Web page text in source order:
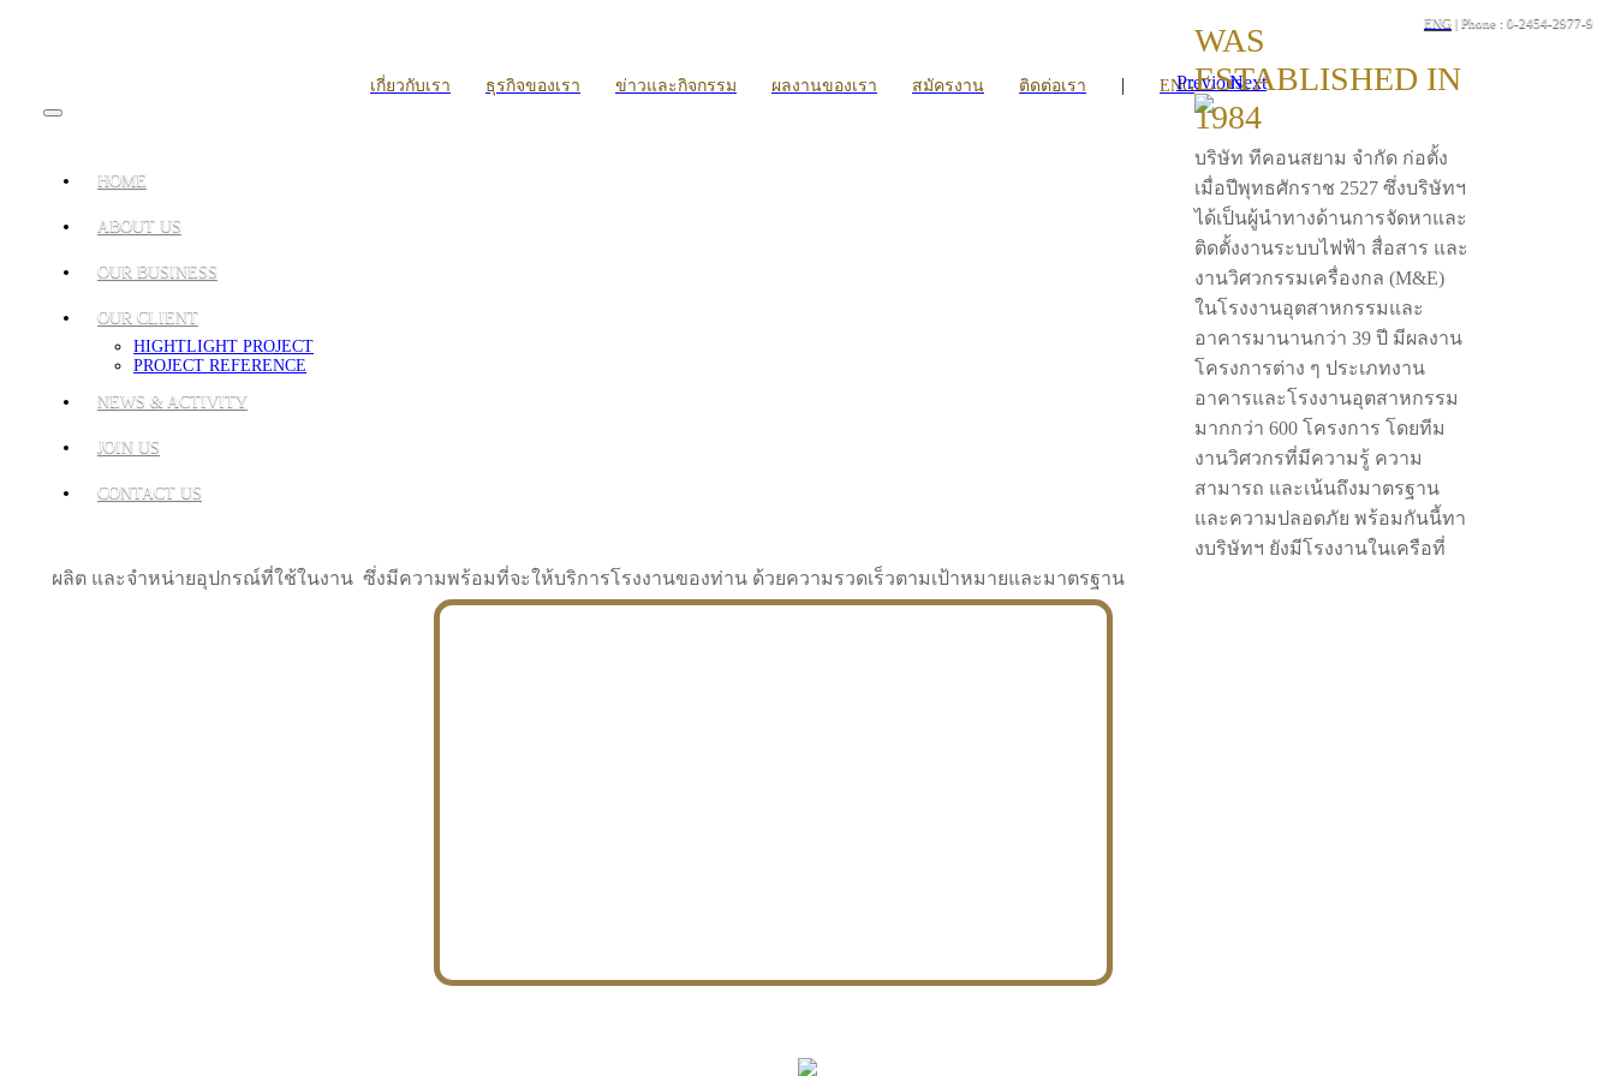
ENG | Phone : 0-2454-2977-9
เกี่ยวกับเรา ธุรกิจของเรา ข่าวและกิจกรรม ผลงานของเรา สมัครงาน ติดต่อเรา | ENG
HOME
ABOUT US
OUR BUSINESS
OUR CLIENT
HIGHTLIGHT PROJECT
PROJECT REFERENCE
NEWS & ACTIVITY
JOIN US
CONTACT US
PreviousNext
WAS
ESTABLISHED IN
1984
บริษัท ทีคอนสยาม จำกัด ก่อตั้ง
เมื่อปีพุทธศักราช 2527 ซึ่งบริษัทฯ
ได้เป็นผู้นำทางด้านการจัดหาและ
ติดตั้งงานระบบไฟฟ้า สื่อสาร และ
งานวิศวกรรมเครื่องกล (M&E)
ในโรงงานอุตสาหกรรมและ
อาคารมานานกว่า 39 ปี มีผลงาน
โครงการต่าง ๆ ประเภทงาน
อาคารและโรงงานอุตสาหกรรม
มากกว่า 600 โครงการ โดยทีม
งานวิศวกรที่มีความรู้ ความ
สามารถ และเน้นถึงมาตรฐาน
และความปลอดภัย พร้อมกันนี้ทา
งบริษัทฯ ยังมีโรงงานในเครือที่
ผลิต และจำหน่ายอุปกรณ์ที่ใช้ในงาน ซึ่งมีความพร้อมที่จะให้บริการโรงงานของท่าน ด้วยความรวดเร็วตามเป้าหมายและมาตรฐาน